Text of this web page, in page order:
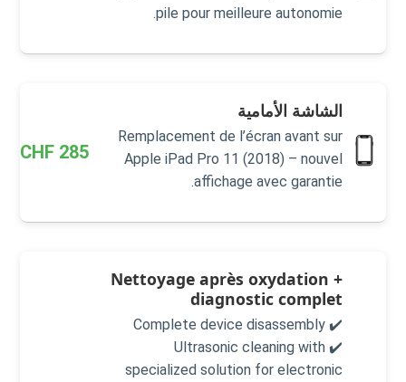
pile pour meilleure autonomie.
الشاشة الأمامية
Remplacement de l’écran avant sur
Apple iPad Pro 11 (2018) – nouvel
affichage avec garantie.
285
Nettoyage après oxydation +
diagnostic complet
✔️ Complete device disassembly
✔️ Ultrasonic cleaning with
specialized solution for electronic